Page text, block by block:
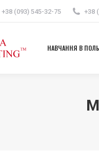
+38 (093) 545-32-75 +38
НАВЧАННЯ В